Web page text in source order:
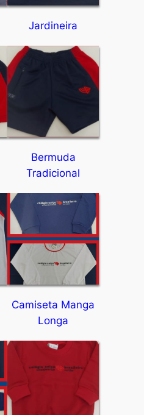
Jardineira
Bermuda
Tradicional
Camiseta Manga
Longa